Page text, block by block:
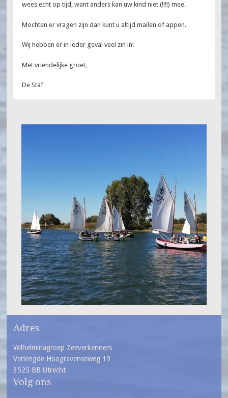
wees echt op tijd, want anders kan uw kind niet (!!!!) mee.
Mochten er vragen zijn dan kunt u altijd mailen of appen.
Wij hebben er in ieder geval veel zin in!
Met vriendelijke groet,
De Staf
Adres
Wilhelminagroep Zeeverkenners
Verlengde Hoogravenseweg 19
3525 BB Utrecht
Volg ons